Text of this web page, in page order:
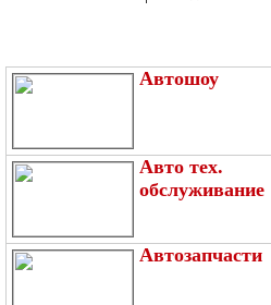
Автошоу
Авто тех.
обслуживание
Автозапчасти